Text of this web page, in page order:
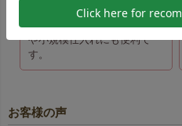
最小10枚からご注文可能。割
高にはなりますが、試し購入
や小規模仕入れにも便利で
す。
お客様の声